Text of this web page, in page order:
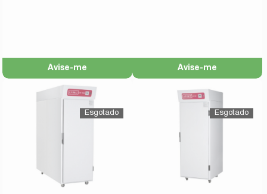
Avise-me Avise-me